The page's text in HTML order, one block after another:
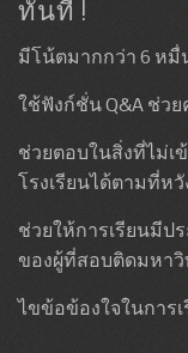
ทันที !
มีโน้ตมากกว่า 6 หมื่
ใช้ฟังก์ชั่น Q&A ช่
ช่วยตอบในสิ่งที่ไม่เ
โรงเรียนได้ตามที่หวั
ช่วยให้การเรียนมีป
ของผู้ที่สอบติดมหาวิ
ไขข้อข้องใจในการเ